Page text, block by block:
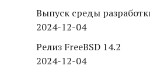
Выпуск среды
2024-12-04
Релиз FreeBSD 14.2
2024-12-04